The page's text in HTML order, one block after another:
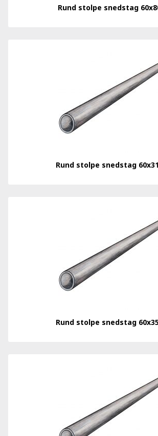
Rund stolpe snedstag
Rund stolpe snedstag
Rund stolpe snedstag